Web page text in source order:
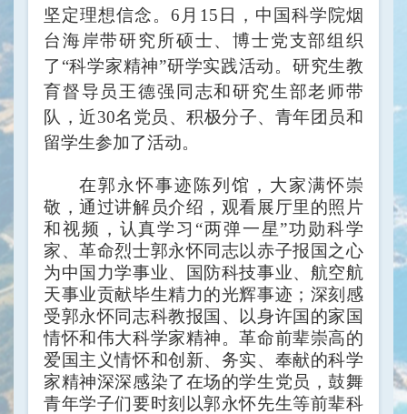
坚定理想信念。6月15日 ， 中国科学院烟
台海岸带研究所硕士、博士党支部组织
了 “科学家精神”研学实践活动。 研究生教
育督导员王德强 同志和研究生部老师带
队，近30名 党员、积极分子、青年团员和
留学生参加了活动。
在郭永怀事迹陈列馆，大家满怀崇
敬，通过讲解员介绍，观看展厅里的照片
和视频，认真学习 “两弹一星”功勋科学
家、革命烈士郭永怀同志以赤子报国之心
为中国力学事业、国防科技事业、航空航
天事业贡献毕生精力的光辉事迹；深刻感
受郭永怀同志科教报国、以身许国的家国
情怀和伟大科学家精神。革命前辈崇高的
爱国主义情怀和创新、务实、奉献的科学
家精神深深感染了在场的学生党员，鼓舞
青年学子们要时刻以郭永怀先生等前辈科